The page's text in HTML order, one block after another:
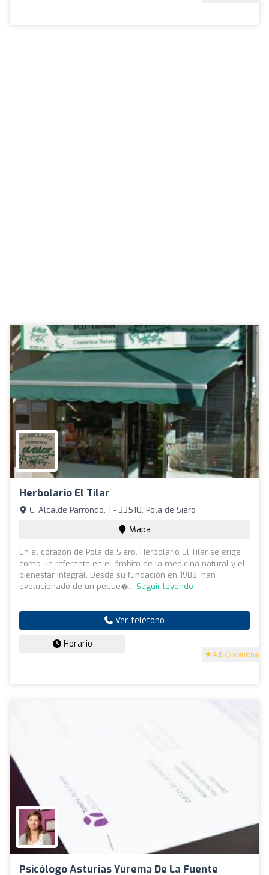
Herbolario El Tilar
4.8 (5 opiniones)
C. Alcalde Parrondo, 1 - 33510, Pola de Siero
Mapa
En el corazón de Pola de Siero, Herbolario El Tilar se erige
como un referente en el ámbito de la medicina natural y el
bienestar integral. Desde su fundación en 1988, han
evolucionado de un peque�... Seguir leyendo
Ver teléfono
Horario
Psicólogo Asturias Yurema De La Fuente